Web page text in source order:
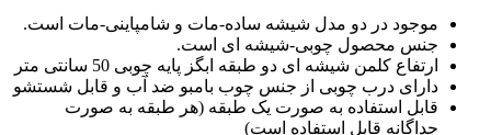
موجود در دو مدل شیشه ساده-مات و شامپاینی-مات است.
جنس محصول چوبی-شیشه ای است.
ارتفاع کلمن شیشه ای دو طبقه ابگز پایه چوبی 50 سانتی متر
دارای درب چوبی از جنس چوب بامبو ضد آب و قابل شستشو
قابل استفاده به صورت یک طبقه (هر طبقه به صورت
جداگانه قابل استفاده است)